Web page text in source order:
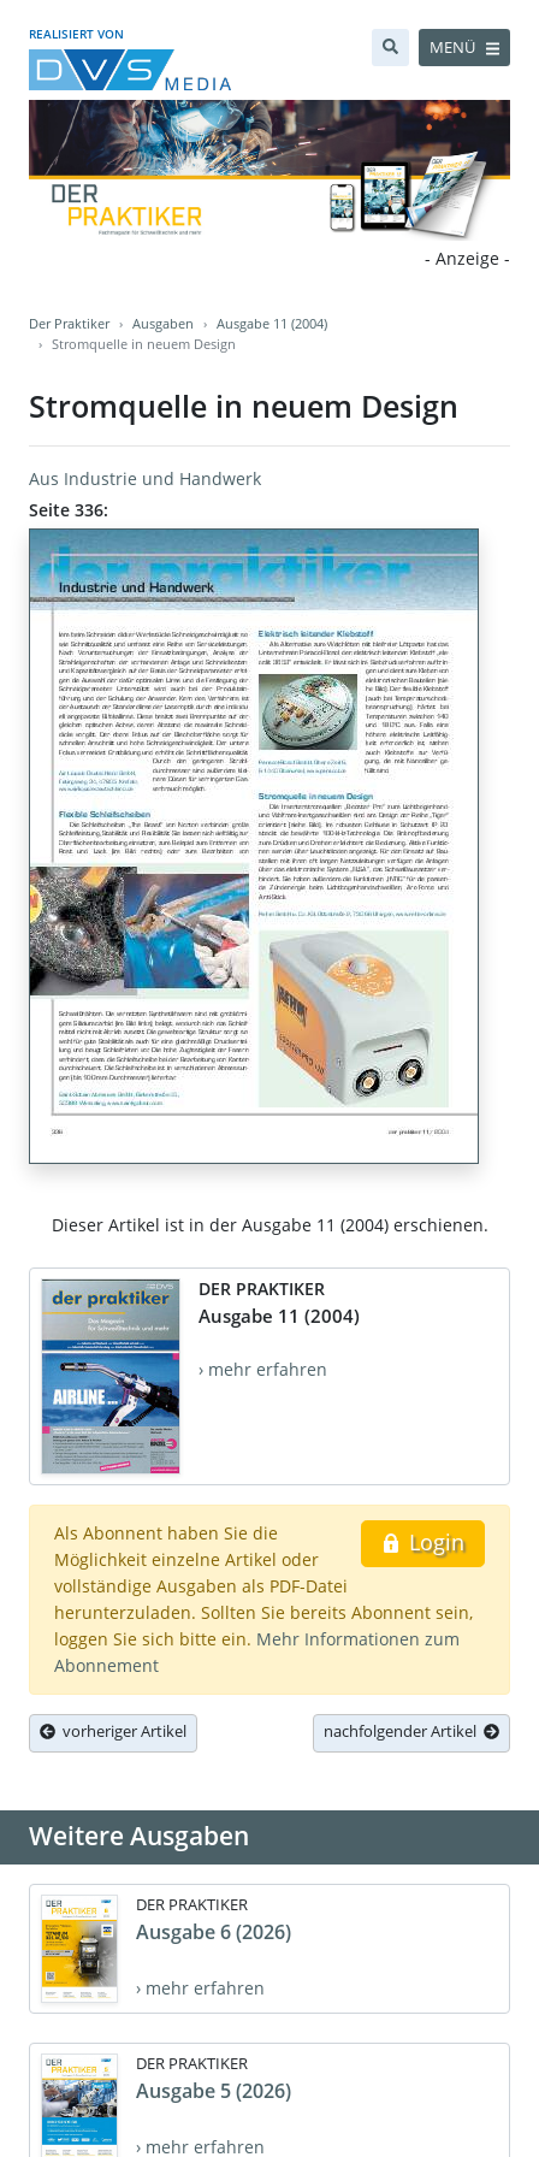
REALISIERT VON
MENÜ
- Anzeige -
Der Praktiker Ausgaben
Ausgabe 11 (2004)
Stromquelle in neuem Design
Stromquelle in neuem Design
Aus Industrie und Handwerk
Seite 336:
Dieser Artikel ist in der Ausgabe 11 (2004) erschienen.
DER PRAKTIKER
Ausgabe 11 (2004)
› mehr erfahren
Login
Als Abonnent haben Sie die
Möglichkeit einzelne Artikel oder
vollständige Ausgaben als PDF-Datei
herunterzuladen. Sollten Sie bereits Abonnent sein,
loggen Sie sich bitte ein. Mehr Informationen zum
Abonnement
vorheriger Artikel nachfolgender Artikel
Weitere Ausgaben
DER PRAKTIKER
Ausgabe 6 (2026)
› mehr erfahren
DER PRAKTIKER
Ausgabe 5 (2026)
› mehr erfahren